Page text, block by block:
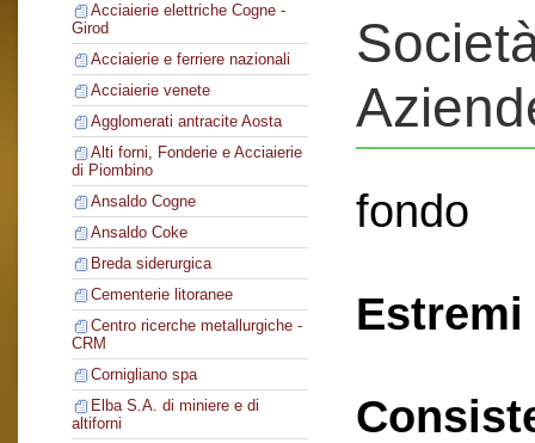
Acciaierie elettriche Cogne -
Girod
Acciaierie e ferriere nazionali
Acciaierie venete
Agglomerati antracite Aosta
Alti forni, Fonderie e Acciaierie
di Piombino
Ansaldo Cogne
Ansaldo Coke
Breda siderurgica
Cementerie litoranee
Centro ricerche metallurgiche -
CRM
Cornigliano spa
Elba S.A. di miniere e di
altiforni
fondo